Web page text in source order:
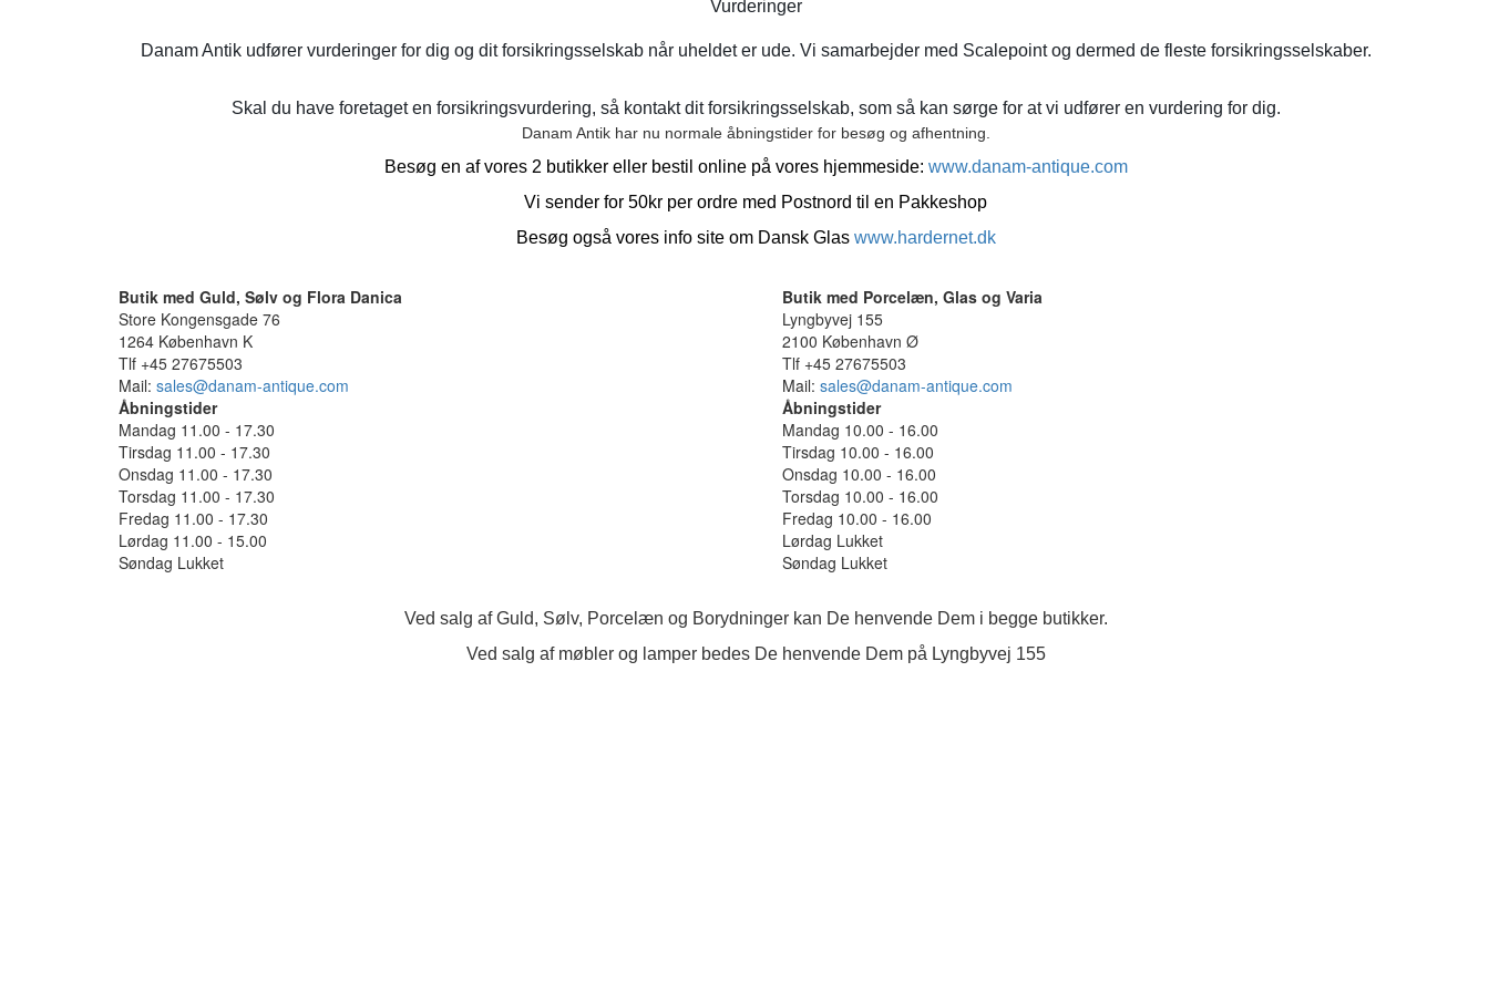
Vurderinger
Danam Antik udfører vurderinger for dig og dit forsikringsselskab når uheldet er ude. Vi samarbejder med Scalepoint og dermed de fleste forsikringsselskaber.
Skal du have foretaget en forsikringsvurdering, så kontakt dit forsikringsselskab, som så kan sørge for at vi udfører en vurdering for dig.
Danam Antik har nu normale åbningstider for besøg og afhentning.
Besøg en af vores 2 butikker eller bestil online på vores hjemmeside: www.danam-antique.com
Vi sender for 50kr per ordre med Postnord til en Pakkeshop
Besøg også vores info site om Dansk Glas www.hardernet.dk
Butik med Guld, Sølv og Flora Danica
Butik med Porcelæn, Glas og Varia
Store Kongensgade 76
Lyngbyvej 155
1264 København K
2100 København Ø
Tlf +45 27675503
Tlf +45 27675503
Mail: sales@danam-antique.com Mail: sales@danam-antique.com
Åbningstider
Åbningstider
Mandag 11.00 - 17.30
Mandag 10.00 - 16.00
Tirsdag 11.00 - 17.30
Tirsdag 10.00 - 16.00
Onsdag 11.00 - 17.30
Onsdag 10.00 - 16.00
Torsdag 11.00 - 17.30
Torsdag 10.00 - 16.00
Fredag 11.00 - 17.30
Fredag 10.00 - 16.00
Lørdag 11.00 - 15.00
Lørdag Lukket
Søndag Lukket
Søndag Lukket
Ved salg af Guld, Sølv, Porcelæn og Borydninger kan De henvende Dem i begge butikker.
Ved salg af møbler og lamper bedes De henvende Dem på Lyngbyvej 155